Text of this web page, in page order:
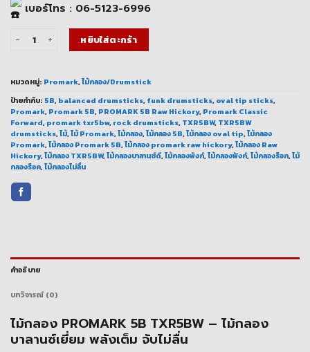
เบอร์โทร : 06-5123-6996
จำนวน ไม้กลอง PROMARK 5B TXR5BW ไม้กลองบาลานซ์ดี พลังตีเต็ม ชิ้น
หยิบใส่ตะกร้า
หมวดหมู่: Promark,ไม้กลอง/Drumstick
ป้ายกำกับ: 5B, balanced drumsticks, funk drumsticks, oval tip sticks,
Promark, Promark 5B, PROMARK 5B Raw Hickory, Promark Classic
Forward, promark txr5bw, rock drumsticks, TXR5BW, TXR5BW
drumsticks,ไม้,ไม้ Promark,ไม้กลอง,ไม้กลอง 5B,ไม้กลอง oval tip,ไม้กลอง
Promark,ไม้กลอง Promark 5B,ไม้กลอง promark raw hickory,ไม้กลอง Raw
Hickory,ไม้กลอง TXR5BW,ไม้กลองบาลานซ์ดี,ไม้กลองพังก์,ไม้กลองฟังก์,ไม้กลองร็อก,ไม้
กลองร็อค,ไม้กลองไม่ลื่น
คำอธิบาย
บทวิจารณ์ (0)
ไม้กลอง PROMARK 5B TXR5BW – ไม้กลอง
บาลานซ์เยี่ยม พลังเต็ม จับไม่ลื่น